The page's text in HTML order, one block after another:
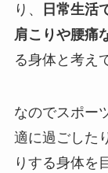
り、
日常生活
肩こりや腰痛
る身体と考え
なのでスポー
適に過ごした
りする身体を